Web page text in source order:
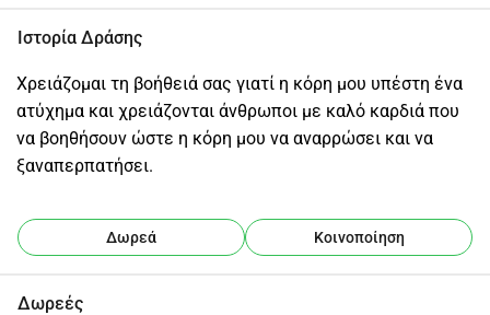
Ιστορία Δράσης
Χρειάζομαι τη βοήθειά σας γιατί η κόρη μου υπέστη ένα
ατύχημα και χρειάζονται άνθρωποι με καλό καρδιά που
να βοηθήσουν ώστε η κόρη μου να αναρρώσει και να
ξαναπερπατήσει.
Δωρεά Κοινοποίηση
Δωρεές